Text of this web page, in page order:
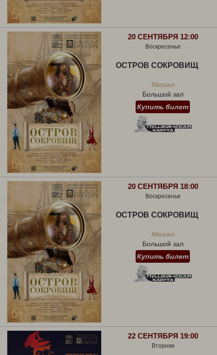
20 СЕНТЯБРЯ 12:00
Воскресенье
ОСТРОВ СОКРОВИЩ
Мюзикл
Большой зал
Купить билет
20 СЕНТЯБРЯ 18:00
Воскресенье
ОСТРОВ СОКРОВИЩ
Мюзикл
Большой зал
Купить билет
22 СЕНТЯБРЯ 19:00
Вторник